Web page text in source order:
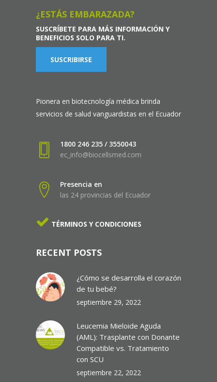
¿ESTÁS EMBARAZADA?
SUSCRÍBETE PARA MÁS INFORMACIÓN Y
BENEFICIOS SOLO PARA TI.
SUSCRIBIRSE
Pionera en biotecnología médica brinda
servicios de salud vanguardistas en el Ecuador
1800 246 235 / 3550043
ec_info@biocellsmed.com
Presencia en
las 24 provincias del Ecuador
TÉRMINOS Y CONDICIONES
RECENT POSTS
¿Cómo se desarrolla el corazón
de tu bebé?
septiembre 29, 2022
Leucemia Mieloide Aguda
(AML): Trasplante con Donante
Compatible vs. Tratamiento
con SCU
septiembre 22, 2022